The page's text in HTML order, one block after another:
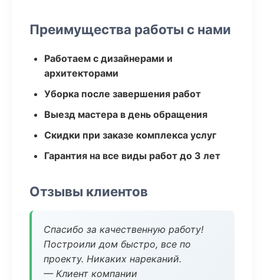
Преимущества работы с нами
Работаем с дизайнерами и
архитекторами
Уборка после завершения работ
Выезд мастера в день обращения
Скидки при заказе комплекса услуг
Гарантия на все виды работ до 3 лет
Отзывы клиентов
Спасибо за качественную работу!
Построили дом быстро, все по
проекту. Никаких нареканий.
— Клиент компании